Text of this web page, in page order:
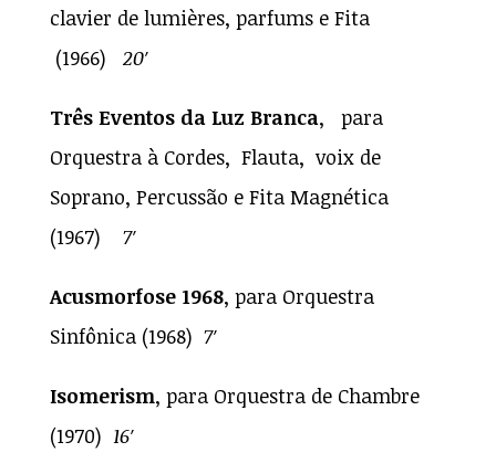
clavier de lumières, parfums e Fita
(1966) 20′
Três Eventos da Luz Branca, para
Orquestra à Cordes, Flauta, voix de
Soprano, Percussão e Fita Magnética
(1967) 7′
Acusmorfose 1968, para Orquestra
Sinfônica (1968) 7′
Isomerism, para Orquestra de Chambre
(1970) 16′